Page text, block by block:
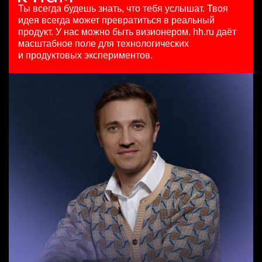
4 авг. 2026
150000 ₽
Санкт-Петербург
HeadHunter::Коммерческий департамент
Ташкент
Менеджер по продажам в сегменте малого и среднего
бизнеса
HeadHunter::Телефонные продажи
29 июл. 2026
450000 ₽
Москва
Продуктовый маркетолог b2b, брендинговые продукты
HeadHunter::Департамент маркетинга
20 июл. 2026
з/п не указана
Москва
Ты всегда будешь знать, что тебя услышат. Твоя
идея всегда может превратиться в реальный
продукт. У нас можно быть визионером. hh.ru даёт
масштабное поле для технологических
и продуктовых экспериментов.